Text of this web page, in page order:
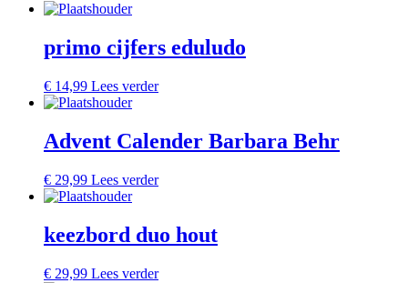
primo cijfers eduludo
€ 14,99 Lees verder
Advent Calender Barbara Behr
€ 29,99 Lees verder
keezbord duo hout
€ 29,99 Lees verder